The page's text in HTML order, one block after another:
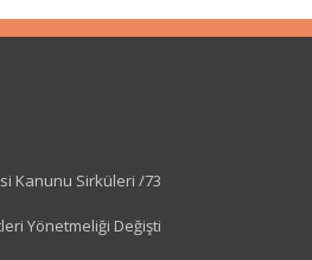
Kanunu Sirküleri /73
Yönetmeliği Değişti